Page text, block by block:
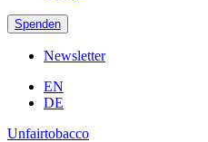
Spenden
Newsletter
EN
DE
Unfairtobacco